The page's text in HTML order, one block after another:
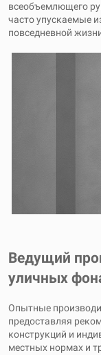
всеобъемлющего
часто упускаемые
повседневной
Ведущий
уличных
Опытные
предоставляя
конструкций и
местных нормах и